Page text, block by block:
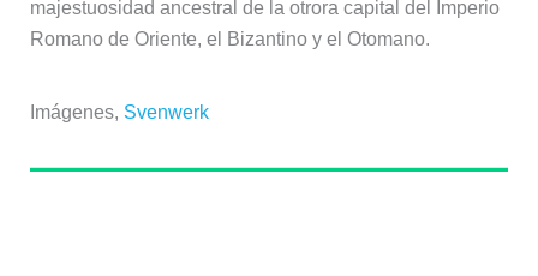
majestuosidad ancestral de la otrora capital del Imperio
Romano de Oriente, el Bizantino y el Otomano.
Imágenes, Svenwerk